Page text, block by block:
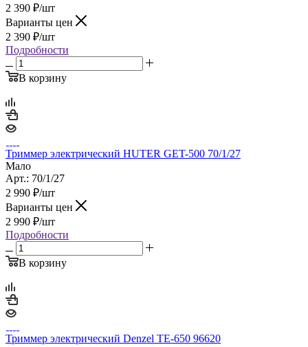
2 390 ₽/шт
Варианты цен
2 390 ₽/шт
Подробности
В корзину
Триммер электрический HUTER GET-500 70/1/27
Мало
Арт.: 70/1/27
2 990 ₽/шт
Варианты цен
2 990 ₽/шт
Подробности
В корзину
Триммер электрический Denzel TE-650 96620